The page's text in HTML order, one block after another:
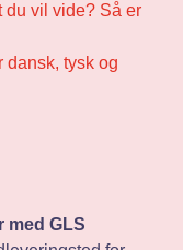
du vil vide? Så er
dansk, tysk og
med GLS